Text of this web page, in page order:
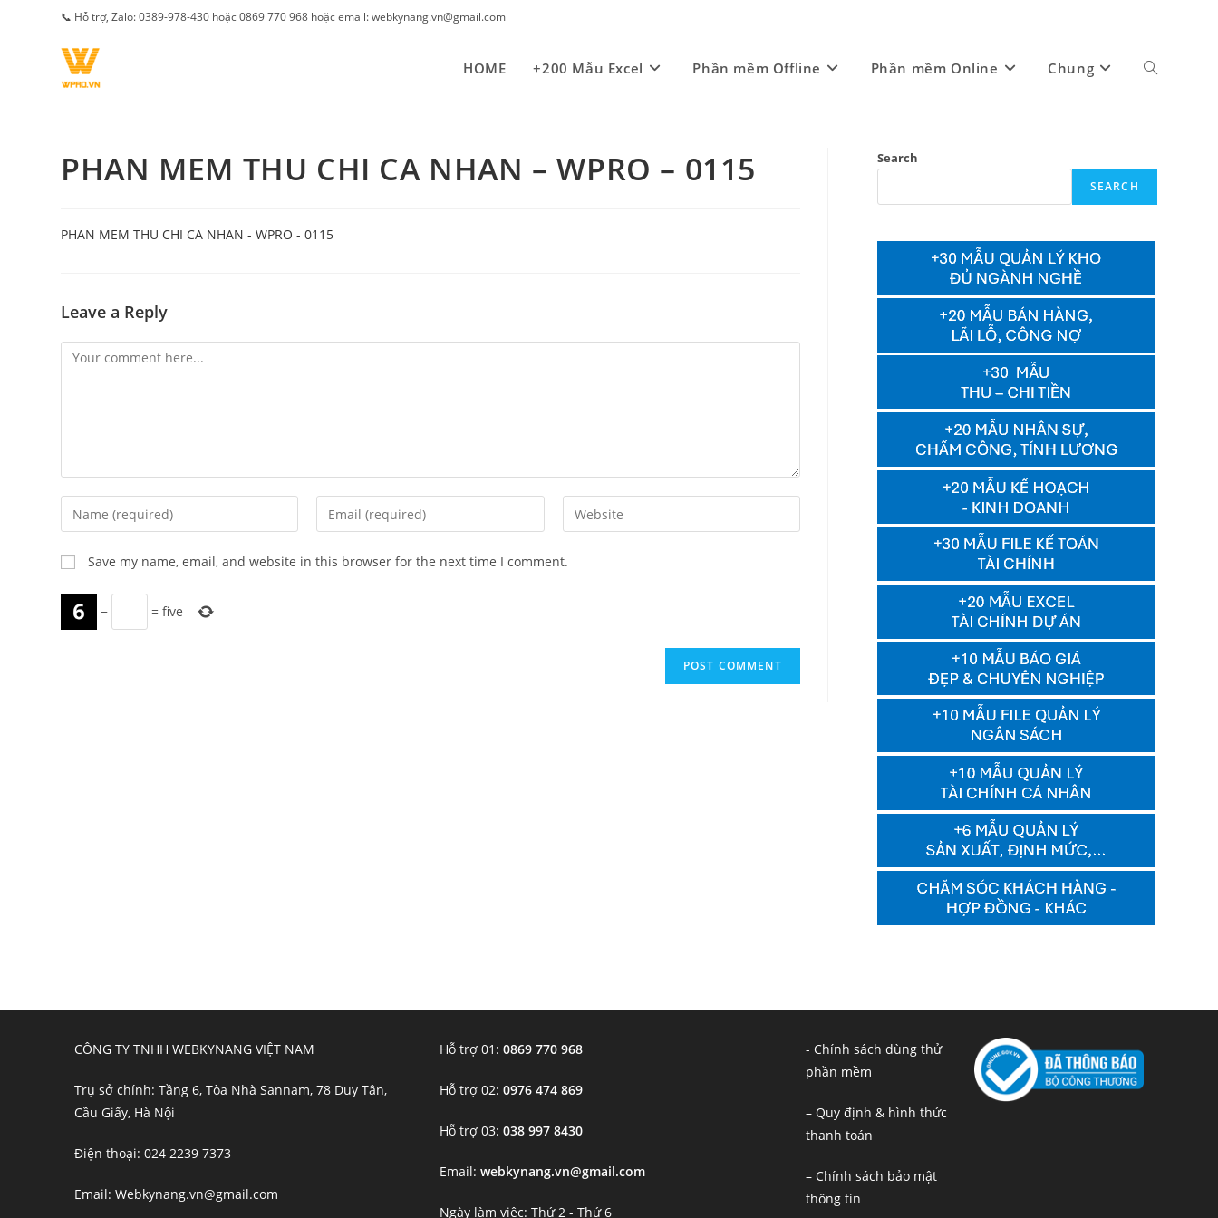
📞 Hỗ trợ, Zalo: 0389-978-430 hoặc 0869 770 968 hoặc email: webkynang.vn@gmail.com
HOME +200 Mẫu Excel Phần mềm Offline Phần mềm Online Chung Toggle
search
PHAN MEM THU CHI CA NHAN – WPRO – 0115
PHAN MEM THU CHI CA NHAN - WPRO - 0115
Leave a Reply
Comment
Enter
your
name
or
username
Enter
your
Enter
your
Save my name, email, and website in this browser for the next time I comment.
− =five
Search
SEARCH
CÔNG TY TNHH WEBKYNANG VIỆT NAM
Trụ sở chính: Tầng 6, Tòa Nhà Sannam, 78 Duy Tân,
Cầu Giấy, Hà Nội
Điện thoại: 024 2239 7373
Email: Webkynang.vn@gmail.com
Hỗ trợ 01:0869 770 968
Hỗ trợ 02:0976 474 869
Hỗ trợ 03:038 997 8430
Email:webkynang.vn@gmail.com
Ngày làm việc: Thứ 2 - Thứ 6
- Chính sách dùng thử
phần mềm
– Quy định & hình thức
thanh toán
– Chính sách bảo mật
thông tin